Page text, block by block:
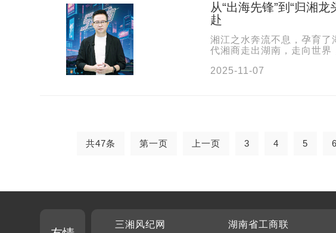
从“出海先锋”到“归湘
赴
湘江之水奔流不息，孕育了
代湘商走出湖南，走向世界
2025-11-07
共47条 第一页 上一页 3 4 5 6
三湘风纪网 湖南省工商联